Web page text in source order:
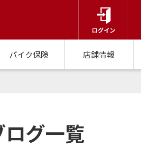
ログイン
バイク保険 店舗情報
グ一覧